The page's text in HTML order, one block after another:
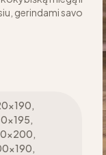
gerindami savo